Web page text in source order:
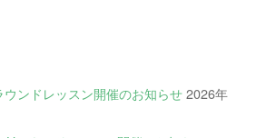
ンドレッスン開催のお知らせ 2026年